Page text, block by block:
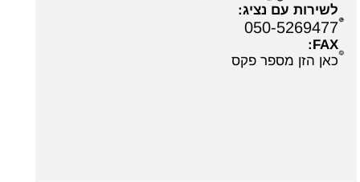
לשירות עם נציג:
050-5269477
FAX:
כאן הזן מספר פקס